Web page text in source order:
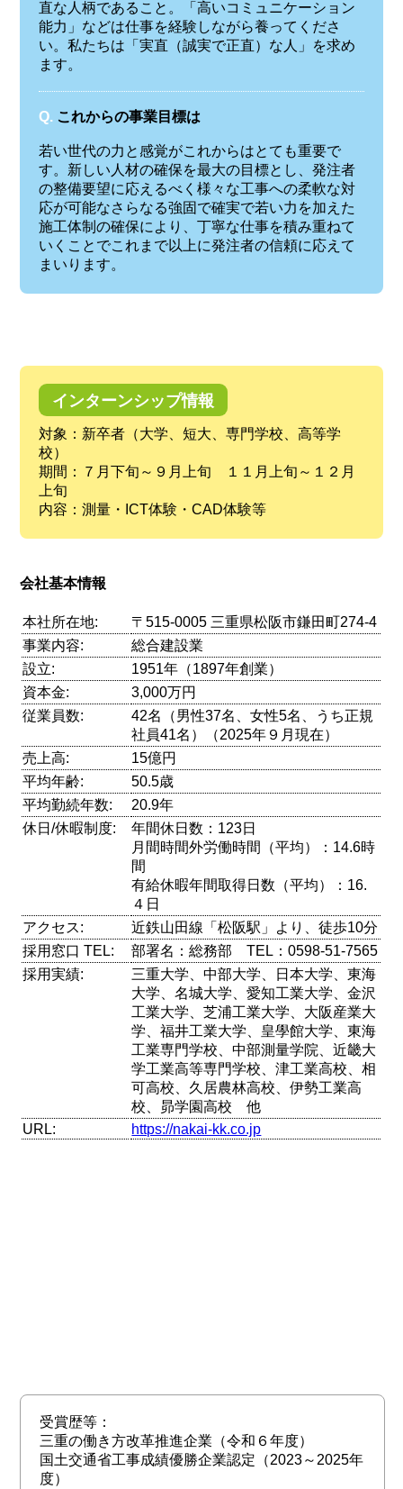
直な人柄であること。「高いコミュニケーション
能力」などは仕事を経験しながら養ってくださ
い。私たちは「実直（誠実で正直）な人」を求め
ます。
Q. これからの事業目標は
若い世代の力と感覚がこれからはとても重要で
す。新しい人材の確保を最大の目標とし、発注者
の整備要望に応えるべく様々な工事への柔軟な対
応が可能なさらなる強固で確実で若い力を加えた
施工体制の確保により、丁寧な仕事を積み重ねて
いくことでこれまで以上に発注者の信頼に応えて
まいります。
インターンシップ情報
対象：新卒者（大学、短大、専門学校、高等学
校）
期間：７月下旬～９月上旬 １１月上旬～１２月
上旬
内容：測量・ICT体験・CAD体験等
会社基本情報
本社所在地:
〒515-0005 三重県松阪市鎌田町274-4
事業内容:
総合建設業
設立:
1951年（1897年創業）
資本金:
3,000万円
従業員数:
42名（男性37名、女性5名、うち正規
社員41名）（2025年９月現在）
売上高:
15億円
平均年齢:
50.5歳
平均勤続年数:
20.9年
休日/休暇制度:
年間休日数：123日
月間時間外労働時間（平均）：14.6時
間
有給休暇年間取得日数（平均）：16.
４日
アクセス:
近鉄山田線「松阪駅」より、徒歩10分
採用窓口 TEL:
部署名：総務部 TEL：0598-51-7565
採用実績:
三重大学、中部大学、日本大学、東海
大学、名城大学、愛知工業大学、金沢
工業大学、芝浦工業大学、大阪産業大
学、福井工業大学、皇學館大学、東海
工業専門学校、中部測量学院、近畿大
学工業高等専門学校、津工業高校、相
可高校、久居農林高校、伊勢工業高
校、昴学園高校 他
URL:
https://nakai-kk.co.jp
受賞歴等：
三重の働き方改革推進企業（令和６年度）
国土交通省工事成績優勝企業認定（2023～2025年
度）